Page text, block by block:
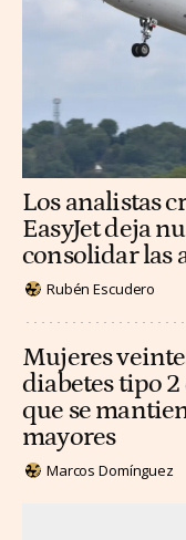
Los analistas
EasyJet deja
consolidar las
Rubén Escudero
Mujeres
diabetes tipo
que se
mayores
Marcos Domínguez